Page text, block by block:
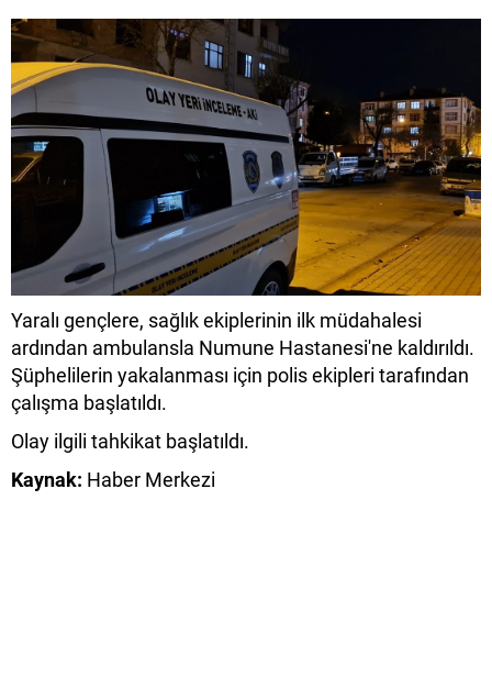
Yaralı gençlere, sağlık ekiplerinin ilk müdahalesi
ardından ambulansla Numune Hastanesi'ne kaldırıldı.
Şüphelilerin yakalanması için polis ekipleri tarafından
çalışma başlatıldı.
Olay ilgili tahkikat başlatıldı.
Kaynak: Haber Merkezi